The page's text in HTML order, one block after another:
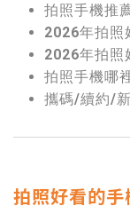
拍照手機推
2026年拍
2026年拍
拍照手機哪
攜碼/續約/
拍照好看的